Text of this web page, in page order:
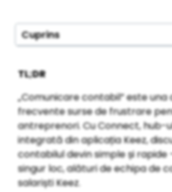
TL;DR
„Comunicare contabil” este
frecvente surse de frustrare
antreprenori. Cu Connect, hub-
integrată din aplicația Keez,
contabilul devin simple și
singur loc, alături de echipa de
salariști Keez.
Cuprins